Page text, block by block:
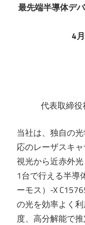
最先端半導体デ
4
代表取締役
当社は、独自の
応のレーザスキ
視光から近赤外
1台で行える半導
ーモス）-X
の光を効率よく
度、高分解能で